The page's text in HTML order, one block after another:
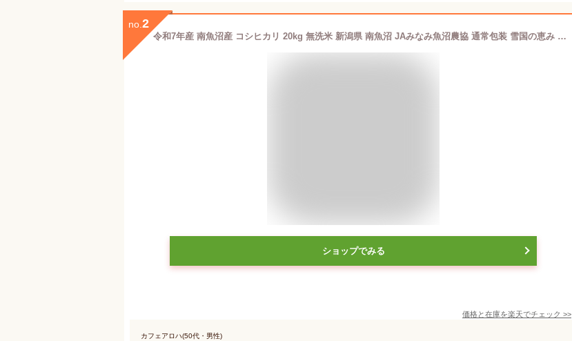
no. 2
令和7年産 南魚沼産 コシヒカリ 20kg 無洗米 新潟県 南魚沼 JAみなみ魚沼農協 通常包装 雪国の恵み 送料無料【お米 こしひかり ギフト グルメ】
ショップでみる
価格と在庫を楽天でチェック >>
カフェアロハ(50代・男性)